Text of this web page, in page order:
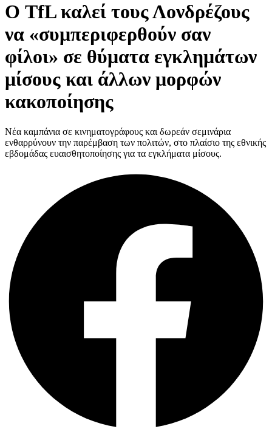
Ο TfL καλεί τους Λονδρέζους
να «συμπεριφερθούν σαν
φίλοι» σε θύματα εγκλημάτων
μίσους και άλλων μορφών
κακοποίησης
Νέα καμπάνια σε κινηματογράφους και δωρεάν σεμινάρια
ενθαρρύνουν την παρέμβαση των πολιτών, στο πλαίσιο της εθνικής
εβδομάδας ευαισθητοποίησης για τα εγκλήματα μίσους.